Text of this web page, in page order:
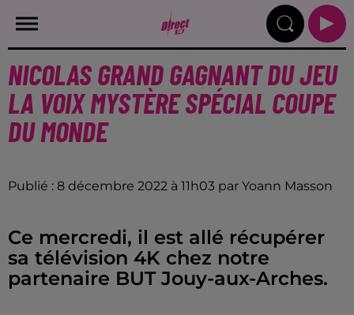
NICOLAS GRAND GAGNANT DU JEU
LA VOIX MYSTÈRE SPÉCIAL COUPE
DU MONDE
Publié : 8 décembre 2022 à 11h03 par Yoann Masson
Ce mercredi, il est allé récupérer
sa télévision 4K chez notre
partenaire BUT Jouy-aux-Arches.